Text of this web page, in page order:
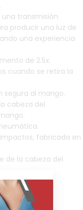
transmisión
producir una luz de
una experiencia
de 2.5x.
cuando se retira la
segura al mango.
cabeza del
fabricada en
de la cabeza del